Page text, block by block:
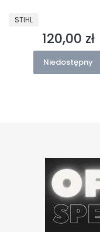
PRODUCENT
STIHL
Cena
120,00 zł
Niedostępny